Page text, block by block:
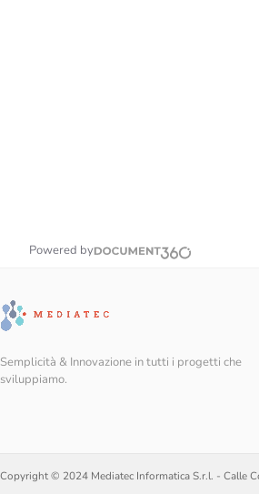
Powered by
Semplicità & Innovazione in tutti i progetti che
sviluppiamo.
Copyright © 2024 Mediatec Informatica S.r.l. - Calle